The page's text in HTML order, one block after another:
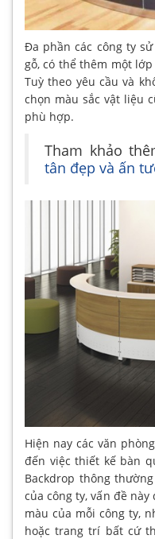
Đa phần các công ty
gỗ, có thể thêm một
Tuỳ theo yêu cầu và
chọn màu sắc vật liệu
phù hợp.
Tham khảo
tân đẹp và ấn
Hiện nay các văn
đến việc thiết kế bàn
Backdrop thông
của công ty, vấn đề
màu của mỗi công ty,
hoặc trang trí bất cứ